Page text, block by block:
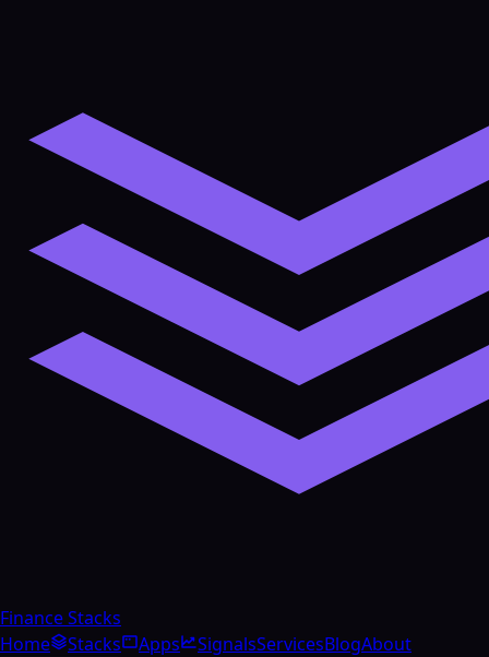
Finance Stacks
Home
Stacks Apps SignalsServicesBlogAbout